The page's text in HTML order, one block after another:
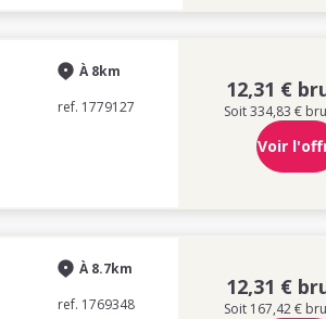
À 8km
ref. 1779127
12,31 €
Soit 334,83 €
Voir
À 8.7km
ref. 1769348
12,31 €
Soit 167,42 €